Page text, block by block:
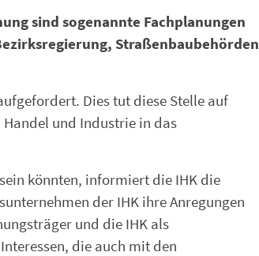
sind sogenannte Fachplanungen
Straßenbaubehörden
Dies tut diese Stelle auf
Handel und Industrie in das
könnten, informiert die IHK die
der IHK ihre Anregungen
und die IHK als
die auch mit den